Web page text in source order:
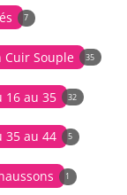
7
Cuir Souple 35
16 au 35 32
35 au 44 5
1